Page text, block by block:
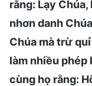
rằng: Lạy
nhơn danh
Chúa mà trừ
làm nhiều phép
cùng họ rằng: